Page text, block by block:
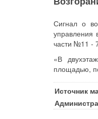
Сигнал о
управления
части №11 -
«В
площадью,
Источник